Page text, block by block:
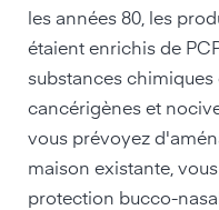
les années 80, les
étaient enrichis de
substances chimiques
cancérigènes et
vous prévoyez
maison existante,
protection bucco-